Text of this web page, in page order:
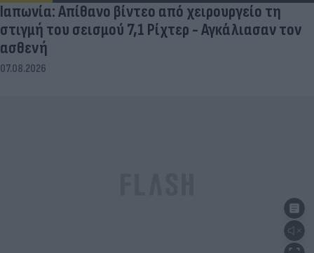
Ιαπωνία: Απίθανο βίντεο από χειρουργείο τη
στιγμή του σεισμού 7,1 Ρίχτερ - Αγκάλιασαν τον
ασθενή
07.08.2026